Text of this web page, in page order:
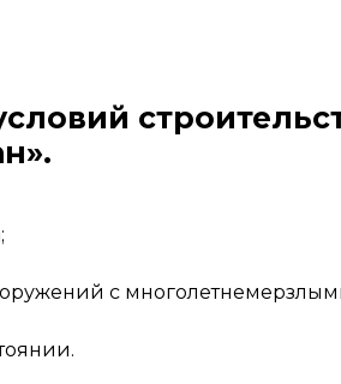
с